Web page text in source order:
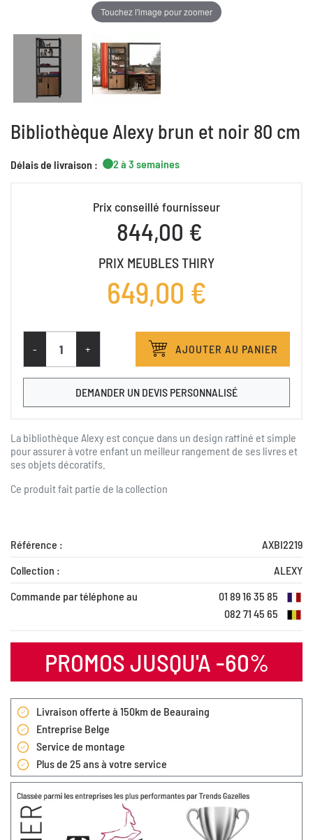
Touchez l'image pour zoomer
Bibliothèque Alexy brun et noir 80 cm
Délais de livraison : 2 à 3 semaines
Prix conseillé fournisseur
844,00 €
PRIX MEUBLES THIRY
649,00 €
- + AJOUTER AU PANIER
DEMANDER UN DEVIS PERSONNALISÉ
La bibliothèque Alexy est conçue dans un design raffiné et simple
pour assurer à votre enfant un meilleur rangement de ses livres et
ses objets décoratifs.
Ce produit fait partie de la collection
Référence :
AXBI2219
Collection :
ALEXY
Commande par téléphone au
01 89 16 35 85
082 71 45 65
PROMOS JUSQU'A -60%
Livraison offerte à 150km de Beauraing
Entreprise Belge
Service de montage
Plus de 25 ans à votre service